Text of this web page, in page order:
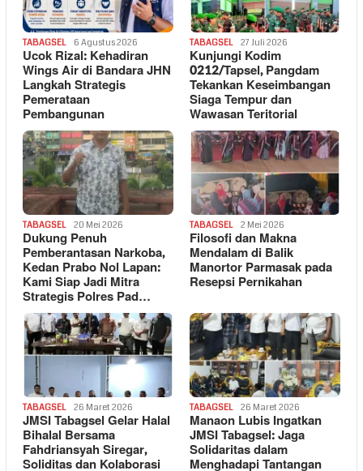
TABAGSEL 6 Agustus 2026
Ucok Rizal: Kehadiran
Wings Air di Bandara JHN
Langkah Strategis
Pemerataan
Pembangunan
TABAGSEL 27 Juli 2026
Kunjungi Kodim
0212/Tapsel, Pangdam
Tekankan Keseimbangan
Siaga Tempur dan
Wawasan Teritorial
TABAGSEL 20 Mei 2026
Dukung Penuh
Pemberantasan Narkoba,
Kedan Prabo Nol Lapan:
Kami Siap Jadi Mitra
Strategis Polres Pad…
TABAGSEL 2 Mei 2026
Filosofi dan Makna
Mendalam di Balik
Manortor Parmasak pada
Resepsi Pernikahan
TABAGSEL 26 Maret 2026
JMSI Tabagsel Gelar Halal
Bihalal Bersama
Fahdriansyah Siregar,
Soliditas dan Kolaborasi
TABAGSEL 26 Maret 2026
Manaon Lubis Ingatkan
JMSI Tabagsel: Jaga
Solidaritas dalam
Menghadapi Tantangan